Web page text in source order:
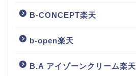
B-CONCEPT楽天
b-open楽天
B.A アイゾーンクリーム楽天